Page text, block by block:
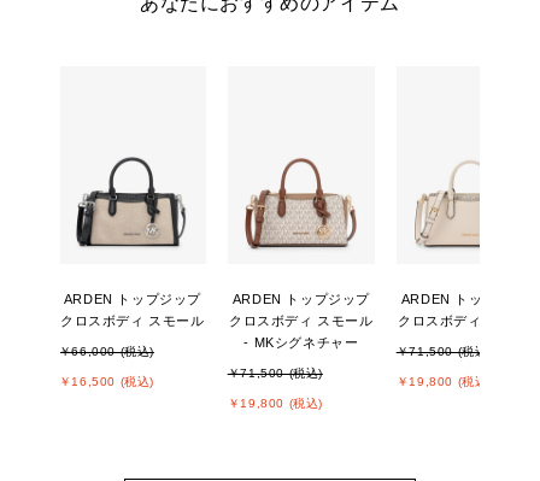
ARDEN トップジップ
クロスボディ スモール
￥66,000 (税込)
￥16,500 (税込)
ARDEN トップジップ
クロスボディ スモール
- MKシグネチャー
￥71,500 (税込)
￥19,800 (税込)
ARDEN トップジップ
クロスボディ スモー
￥71,500 (税込)
￥19,800 (税込)